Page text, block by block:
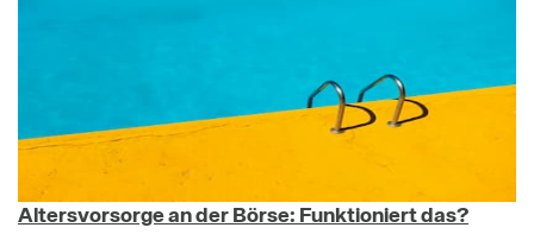
Altersvorsorge an der Börse: Funktioniert das?